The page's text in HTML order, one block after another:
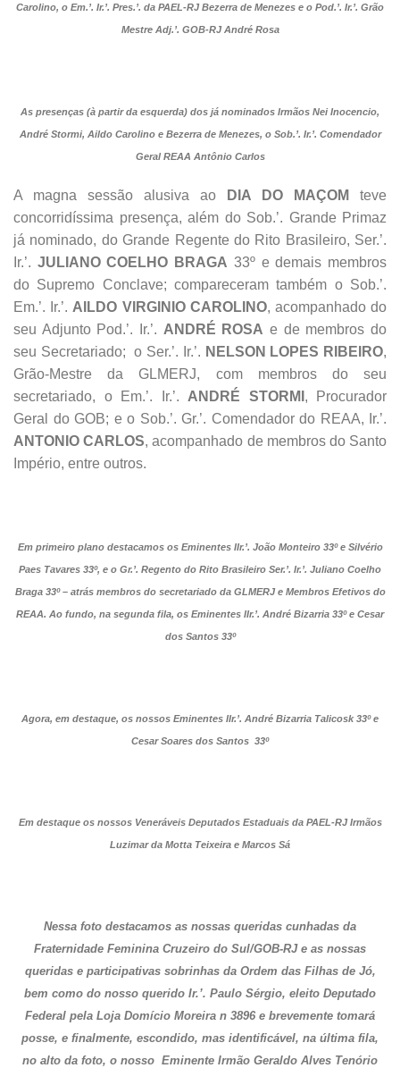
Carolino, o Em.’. Ir.’. Pres.’. da PAEL-RJ Bezerra de Menezes e o Pod.’. Ir.’. Grão
Mestre Adj.’. GOB-RJ André Rosa
As presenças (à partir da esquerda) dos já nominados Irmãos Nei Inocencio,
André Stormi, Aildo Carolino e Bezerra de Menezes, o Sob.’. Ir.’. Comendador
Geral REAA Antônio Carlos
A magna sessão alusiva ao DIA DO MAÇOM
teve
concorridíssima presença, além do Sob.’. Grande Primaz
já nominado, do Grande Regente do Rito Brasileiro, Ser.’.
Ir.’. JULIANO COELHO BRAGA 33º e demais membros
do Supremo Conclave; compareceram também o Sob.’.
Em.’. Ir.’. AILDO VIRGINIO CAROLINO, acompanhado do
seu Adjunto Pod.’. Ir.’. ANDRÉ ROSA e de membros do
seu Secretariado; o Ser.’. Ir.’. NELSON LOPES RIBEIRO,
Grão-Mestre da GLMERJ, com membros do seu
secretariado, o Em.’. Ir.’. ANDRÉ STORMI , Procurador
Geral do GOB; e o Sob.’. Gr.’. Comendador do REAA, Ir.’.
ANTONIO CARLOS, acompanhado de membros do Santo
Império, entre outros.
Em primeiro plano destacamos os Eminentes IIr.’. João Monteiro 33º e Silvério
Paes Tavares 33º, e o Gr.’. Regento do Rito Brasileiro Ser.’. Ir.’. Juliano Coelho
Braga 33º – atrás membros do secretariado da GLMERJ e Membros Efetivos do
REAA. Ao fundo, na segunda fila, os Eminentes IIr.’. André Bizarria 33º e Cesar
dos Santos 33º
Agora, em destaque, os nossos Eminentes IIr.’. André Bizarria Talicosk 33º e
Cesar Soares dos Santos 33º
Em destaque os nossos Veneráveis Deputados Estaduais da PAEL-RJ Irmãos
Luzimar da Motta Teixeira e Marcos Sá
Nessa foto destacamos as nossas queridas cunhadas da
Fraternidade Feminina Cruzeiro do Sul/GOB-RJ e as nossas
queridas e participativas sobrinhas da Ordem das Filhas de Jó,
bem como do nosso querido Ir.’. Paulo Sérgio, eleito Deputado
Federal pela Loja Domício Moreira n 3896 e brevemente tomará
posse, e finalmente, escondido, mas identificável, na última fila,
no alto da foto, o nosso Eminente Irmão Geraldo Alves Tenório